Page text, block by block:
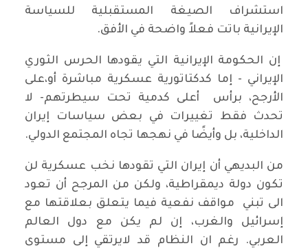
استشراف الصيغة المستقبلية للسياسة
الإيرانية باتت فعلاً واضحة في الأفق.
إن الحكومة الإيرانية التي يقودها الحرس الثوري
الإيراني - إما كدكتاتورية عسكرية مباشرة أو،على
الأرجح، برأس أعلى كدمية تحت سيطرتهم- لا
تحدث فقط تغييرات في بعض سياسات إيران
الداخلية، بل وأيضًا في نهجها تجاه المجتمع الدولي.
من البديهي أن إيران التي تقودها نخب عسكرية لن
تكون دولة ديمقراطية، ولكن من المرجح أن تعود
الى تبني مواقف نفعية فيما يتعلق بعلاقتها مع
إسرائيل والغرب، إن لم يكن مع دول العالم
العربي. رغم ان النظام قد لايرتقي إلى مستوى